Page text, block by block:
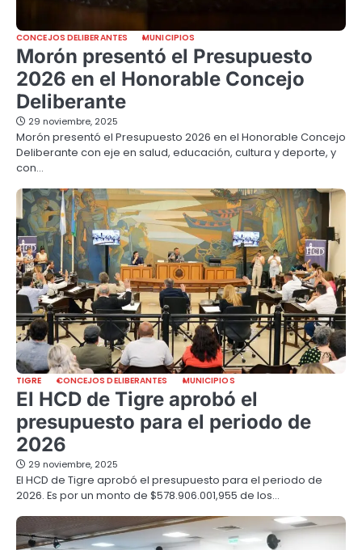
CONCEJOS DELIBERANTES MUNICIPIOS
Morón presentó el Presupuesto
2026 en el Honorable Concejo
Deliberante
29 noviembre, 2025
Morón presentó el Presupuesto 2026 en el Honorable Concejo
Deliberante con eje en salud, educación, cultura y deporte, y
con…
TIGRE CONCEJOS DELIBERANTES MUNICIPIOS
El HCD de Tigre aprobó el
presupuesto para el periodo de
2026
29 noviembre, 2025
El HCD de Tigre aprobó el presupuesto para el periodo de
2026. Es por un monto de $578.906.001,955 de los…